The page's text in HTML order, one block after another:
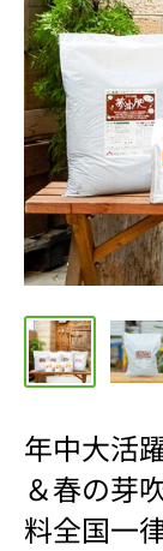
年中大活
＆春の芽
料全国一